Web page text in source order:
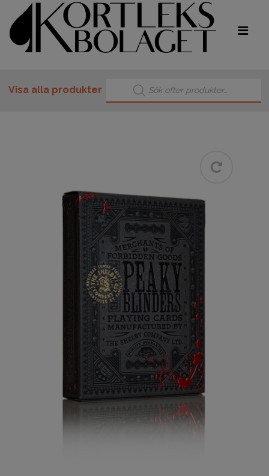
Visa alla produkter
Produktsökning